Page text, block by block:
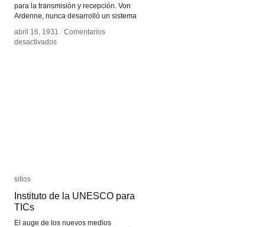
para la transmisión y recepción. Von
Ardenne, nunca desarrolló un sistema
abril 16, 1931 / Comentarios
desactivadosen
abril 16, 1931 / Comentarios
desactivadosen
sitios
Instituto de la UNESCO para
TICs
El auge de los nuevos medios
sitios
Instituto de la UNESCO para
TICs